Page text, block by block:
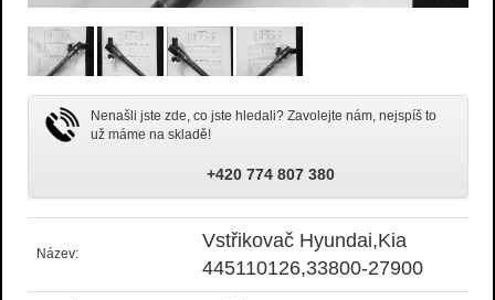
Nenašli jste zde, co jste hledali? Zavolejte nám, nejspíš to
už máme na skladě!
+420 774 807 380
Název:
Vstřikovač Hyundai,Kia
445110126,33800-27900